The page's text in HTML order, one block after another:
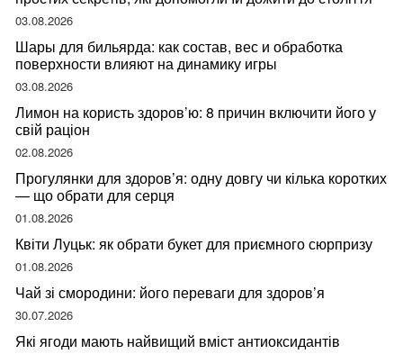
03.08.2026
Шары для бильярда: как состав, вес и обработка
поверхности влияют на динамику игры
03.08.2026
Лимон на користь здоров’ю: 8 причин включити його у
свій раціон
02.08.2026
Прогулянки для здоров’я: одну довгу чи кілька коротких
— що обрати для серця
01.08.2026
Квіти Луцьк: як обрати букет для приємного сюрпризу
01.08.2026
Чай зі смородини: його переваги для здоров’я
30.07.2026
Які ягоди мають найвищий вміст антиоксидантів